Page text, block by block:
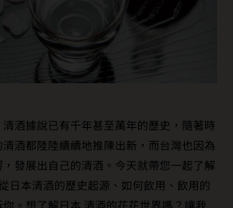
酒據說已有千年甚至萬年的歷史，隨著時
酒都陸陸續續地推陳出新，而台灣也因為
發展出自己的清酒。今天就帶您一起了解
日本清酒的歷史起源、如何飲用、飲用的
。想了解日本 清酒的花花世界嗎？讓我